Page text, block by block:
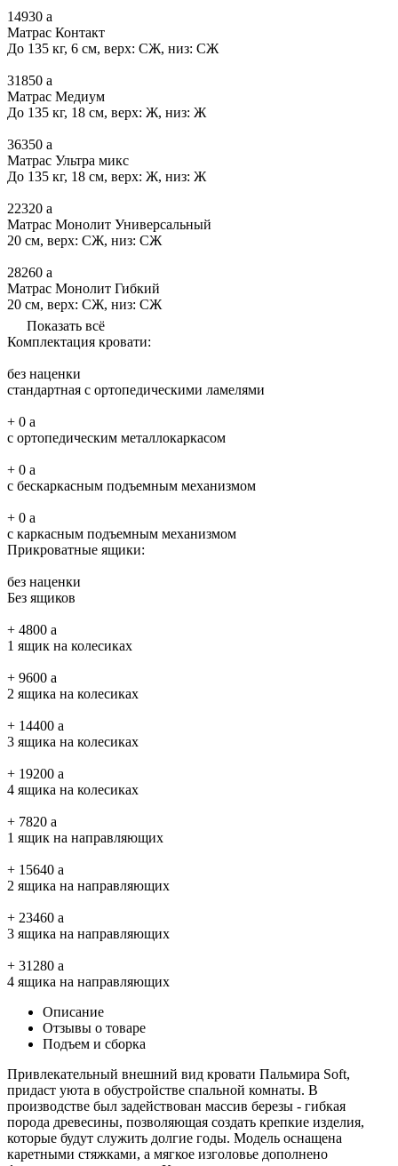
14930 a
Матрас Контакт
До 135 кг, 6 см, верх: СЖ, низ: СЖ
31850 a
Матрас Медиум
До 135 кг, 18 см, верх: Ж, низ: Ж
36350 a
Матрас Ультра микс
До 135 кг, 18 см, верх: Ж, низ: Ж
22320 a
Матрас Монолит Универсальный
20 см, верх: СЖ, низ: СЖ
28260 a
Матрас Монолит Гибкий
20 см, верх: СЖ, низ: СЖ
Показать всё
Комплектация кровати:
без наценки
стандартная с ортопедическими ламелями
+ 0 a
с ортопедическим металлокаркасом
+ 0 a
с бескаркасным подъемным механизмом
+ 0 a
с каркасным подъемным механизмом
Прикроватные ящики:
без наценки
Без ящиков
+ 4800 a
1 ящик на колесиках
+ 9600 a
2 ящика на колесиках
+ 14400 a
3 ящика на колесиках
+ 19200 a
4 ящика на колесиках
+ 7820 a
1 ящик на направляющих
+ 15640 a
2 ящика на направляющих
+ 23460 a
3 ящика на направляющих
+ 31280 a
4 ящика на направляющих
Описание
Отзывы о товаре
Подъем и сборка
Привлекательный внешний вид кровати Пальмира Soft,
придаст уюта в обустройстве спальной комнаты. В
производстве был задействован массив березы - гибкая
порода древесины, позволяющая создать крепкие изделия,
которые будут служить долгие годы. Модель оснащена
каретными стяжками, а мягкое изголовье дополнено